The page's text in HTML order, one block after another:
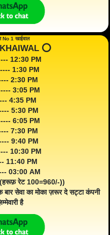
No 1 खाईवाल
⭕️
--- 12:30 PM
---- 1:30 PM
2:30 PM
3:05 PM
4:35 PM
5:30 PM
6:05 PM
7:30 PM
9:40 PM
10:30 PM
11:40 PM
03:00 AM
रेट 100=960/-))
सेवा का मोका ज़रूर दे सट्टा कंपनी
है